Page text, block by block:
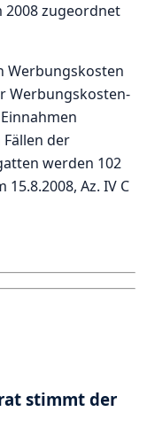
2008 zugeordnet
Werbungskosten
Werbungskosten-
Fällen der
werden 102
Az. IV C
stimmt der